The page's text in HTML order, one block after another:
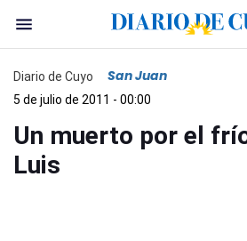
Diario de Cuyo San Juan
5 de julio de 2011 - 00:00
Un muerto por el
Luis